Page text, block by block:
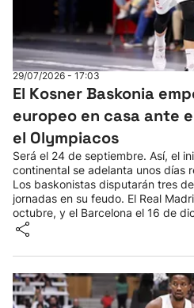
29/07/2026 - 17:03
El Kosner Baskonia
europeo en casa ante
el Olympiacos
Será el 24 de septiembre. Así, el
continental se adelanta unos días
Los baskonistas disputarán tres
jornadas en su feudo. El Real
octubre, y el Barcelona el 16 de